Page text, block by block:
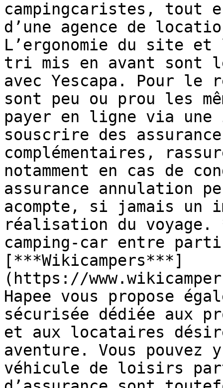
campingcaristes, tout
d’une agence de
L’ergonomie du site
tri mis en avant sont
avec Yescapa. Pour le
sont peu ou prou les
payer en ligne via
souscrire des
complémentaires,
notamment en cas de
assurance annulation
acompte, si jamais un
réalisation du voyage.
camping-car entre
[***Wikicampers***]
(https://
Hapee vous propose
sécurisée dédiée aux
et aux locataires
aventure. Vous
véhicule de loisirs